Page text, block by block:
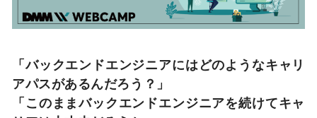
「バックエンドエンジニアにはどのようなキャリ
アパスがあるんだろう？」
「このままバックエンドエンジニアを続けてキャ